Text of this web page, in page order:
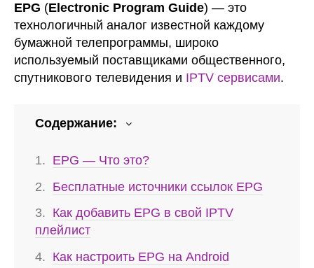
EPG (Electronic Program Guide) — это
технологичный аналог известной каждому
бумажной телепрограммы, широко
используемый поставщиками общественного,
спутникового телевидения и IPTV сервисами.
Содержание:
EPG — Что это?
Бесплатные источники ссылок EPG
Как добавить EPG в свой IPTV
плейлист
Как настроить EPG на Android